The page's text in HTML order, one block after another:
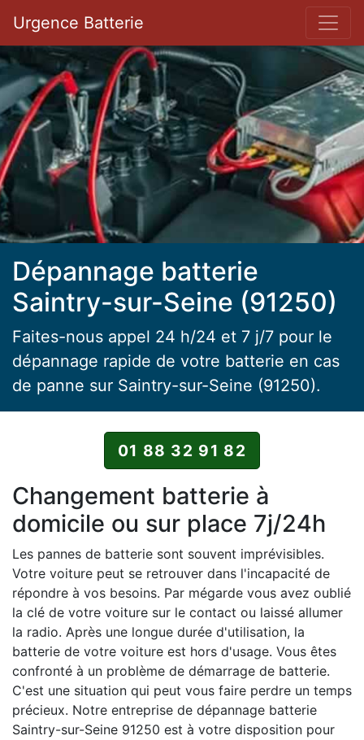
Urgence Batterie Bar
Dépannage batterie
Saintry-sur-Seine (91250)
Faites-nous appel 24 h/24 et 7 j/7 pour le
dépannage rapide de votre batterie en cas
de panne sur Saintry-sur-Seine (91250).
01 88 32 91 82
Changement batterie à
domicile ou sur place 7j/24h
Les pannes de batterie sont souvent imprévisibles.
Votre voiture peut se retrouver dans l'incapacité de
répondre à vos besoins. Par mégarde vous avez oublié
la clé de votre voiture sur le contact ou laissé allumer
la radio. Après une longue durée d'utilisation, la
batterie de votre voiture est hors d'usage. Vous êtes
confronté à un problème de démarrage de batterie.
C'est une situation qui peut vous faire perdre un temps
précieux. Notre entreprise de dépannage batterie
Saintry-sur-Seine 91250 est à votre disposition pour